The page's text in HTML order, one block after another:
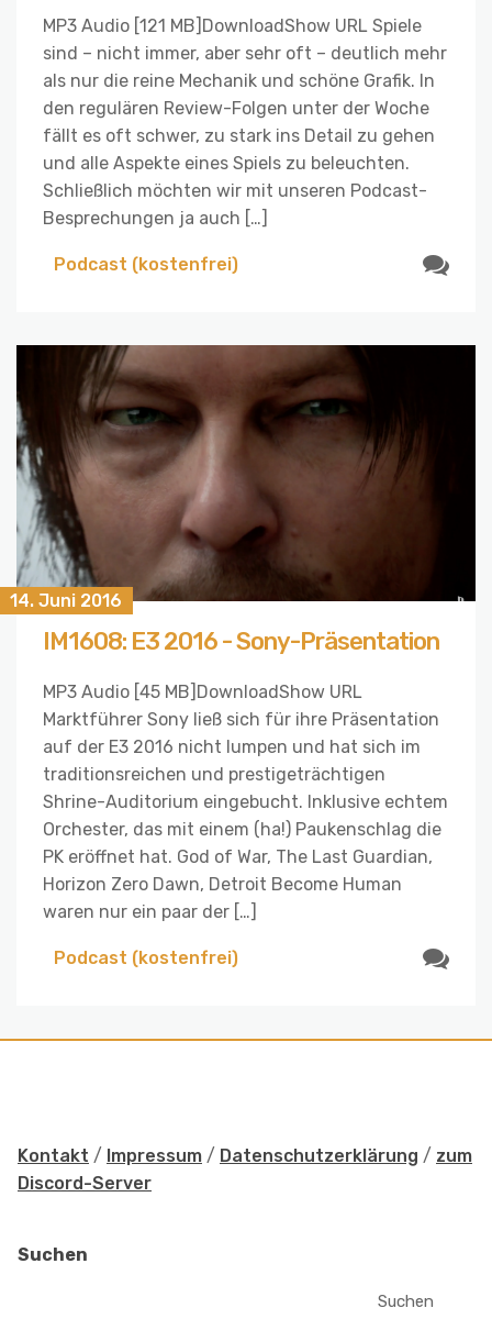
MP3 Audio [121 MB]DownloadShow URL Spiele
sind – nicht immer, aber sehr oft – deutlich mehr
als nur die reine Mechanik und schöne Grafik. In
den regulären Review-Folgen unter der Woche
fällt es oft schwer, zu stark ins Detail zu gehen
und alle Aspekte eines Spiels zu beleuchten.
Schließlich möchten wir mit unseren Podcast-
Besprechungen ja auch […]
Podcast (kostenfrei)
14. Juni 2016
IM1608: E3 2016 - Sony-Präsentation
MP3 Audio [45 MB]DownloadShow URL
Marktführer Sony ließ sich für ihre Präsentation
auf der E3 2016 nicht lumpen und hat sich im
traditionsreichen und prestigeträchtigen
Shrine-Auditorium eingebucht. Inklusive echtem
Orchester, das mit einem (ha!) Paukenschlag die
PK eröffnet hat. God of War, The Last Guardian,
Horizon Zero Dawn, Detroit Become Human
waren nur ein paar der […]
Podcast (kostenfrei)
Kontakt / Impressum / Datenschutzerklärung / zum
Discord-Server
Suchen
Suchen